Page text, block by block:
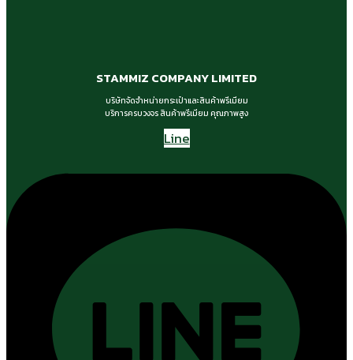
STAMMIZ COMPANY LIMITED
บริษัทจัดจำหน่ายกระเป๋าและสินค้าพรีเมียม
บริการครบวงจร สินค้าพรีเมียม คุณภาพสูง
Line